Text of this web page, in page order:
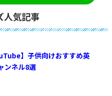
人気記事
】子供向けおすすめ英
ンネル8選